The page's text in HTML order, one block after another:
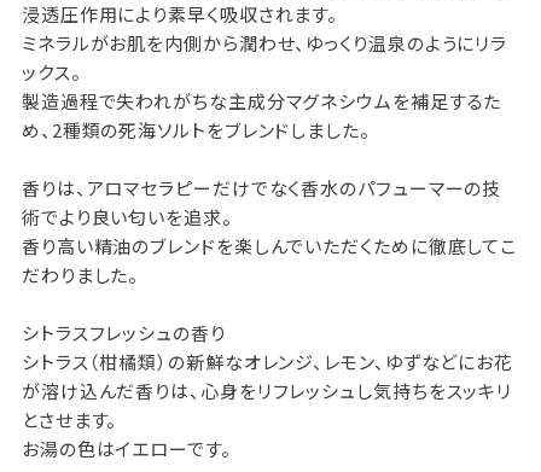
浸透圧作用により素早く吸収されます。
ミネラルがお肌を内側から潤わせ、ゆっくり温泉のようにリラ
ックス。
製造過程で失われがちな主成分マグネシウムを補足するた
め、2種類の死海ソルトをブレンドしました。
香りは、アロマセラピーだけでなく香水のパフューマーの技
術でより良い匂いを追求。
香り高い精油のブレンドを楽しんでいただくために徹底してこ
だわりました。
シトラスフレッシュの香り
シトラス（柑橘類）の新鮮なオレンジ、レモン、ゆずなどにお花
が溶け込んだ香りは、心身をリフレッシュし気持ちをスッキリ
とさせます。
お湯の色はイエローです。